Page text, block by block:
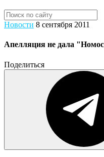
Новости 8 сентября 2011
Апелляция не дала
Поделиться